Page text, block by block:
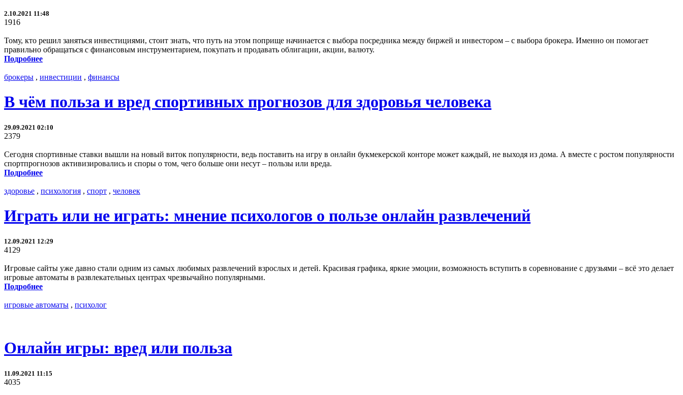
2.10.2021 11:48
1916
Тому, кто решил заняться инвестициями, стоит знать, что путь на этом поприще начинается с выбора посредника между биржей и инвестором – с выбора брокера. Именно он помогает
правильно обращаться с финансовым инструментарием, покупать и продавать облигации, акции, валюту.
Подробнее
брокеры , инвестиции , финансы
В чём польза и вред спортивных прогнозов для здоровья человека
29.09.2021 02:10
2379
Сегодня спортивные ставки вышли на новый виток популярности, ведь поставить на игру в онлайн букмекерской конторе может каждый, не выходя из дома. А вместе с ростом популярности
спортпрогнозов активизировались и споры о том, чего больше они несут – пользы или вреда.
Подробнее
здоровье , психология , спорт , человек
Играть или не играть: мнение психологов о пользе онлайн развлечений
12.09.2021 12:29
4129
Игровые сайты уже давно стали одним из самых любимых развлечений взрослых и детей. Красивая графика, яркие эмоции, возможность вступить в соревнование с друзьями – всё это делает
игровые автоматы в развлекательных центрах чрезвычайно популярными.
Подробнее
игровые автоматы , психолог
Онлайн игры: вред или польза
11.09.2021 11:15
4035